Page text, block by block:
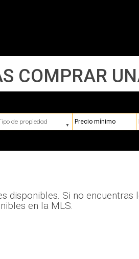
COMPRAR
Precio mínimo
disponibles. Si no
en la MLS.